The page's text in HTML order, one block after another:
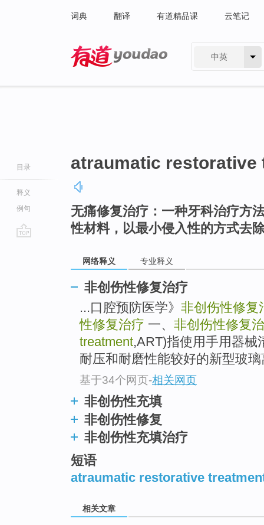
词典 翻译 有道精品课 云笔记
中英
目录
释义
例句
atraumatic restorative
无痛修复治疗：一种牙科治疗方
性材料，以最小侵入性的方式去
网络释义 专业释义
非创伤性修复治疗
...口腔预防医学》 非创伤性修复
性修复治疗 一、 非创伤性修复
treatment,ART)指使用手用器械
耐压和耐磨性能较好的新型玻
基于34个网页-相关网页
非创伤性充填
非创伤性修复
非创伤性充填治疗
短语
atraumatic restorative
相关文章